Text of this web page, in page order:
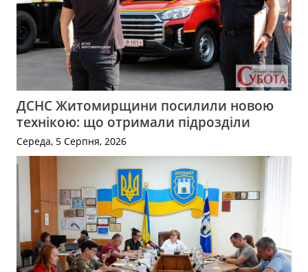
ДСНС Житомирщини посилили новою
технікою: що отримали підрозділи
Середа, 5 Серпня, 2026